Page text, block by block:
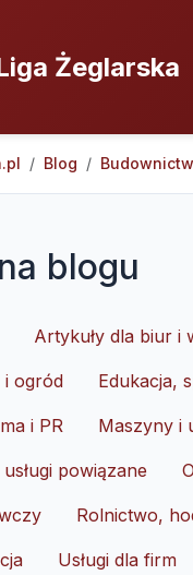
Żeglarska
Blog
blogu
Artykuły dla biur i
i ogród Edukacja,
i PR Maszyny i
powiązane
Rolnictwo,
Usługi dla firm